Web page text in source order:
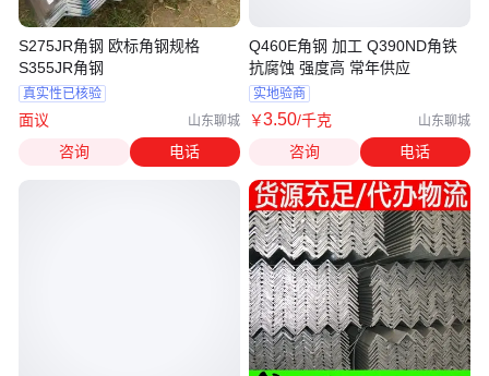
S275JR角钢 欧标角钢规格
S355JR角钢
真实性已核验
面议 山东聊城
咨询 电话
Q460E角钢 加工 Q390ND角铁
抗腐蚀 强度高 常年供应
实地验商
￥3.50/千克 山东聊城
咨询 电话